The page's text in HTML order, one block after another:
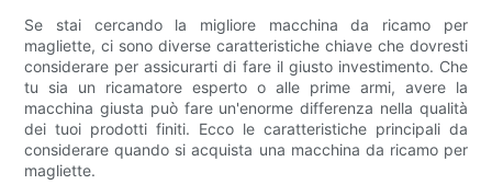
Se stai cercando la migliore macchina da ricamo per
magliette, ci sono diverse caratteristiche chiave che dovresti
considerare per assicurarti di fare il giusto investimento. Che
tu sia un ricamatore esperto o alle prime armi, avere la
macchina giusta può fare un'enorme differenza nella qualità
dei tuoi prodotti finiti. Ecco le caratteristiche principali da
considerare quando si acquista una macchina da ricamo per
magliette.